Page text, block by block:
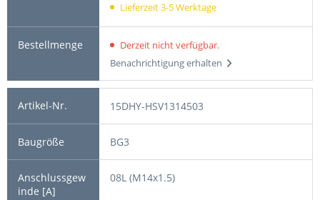
Lieferzeit 3-5 Werktage
Derzeit nicht verfügbar.
Benachrichtigung erhalten
15DHY-HSV1314503
BG3
08L (M14x1.5)